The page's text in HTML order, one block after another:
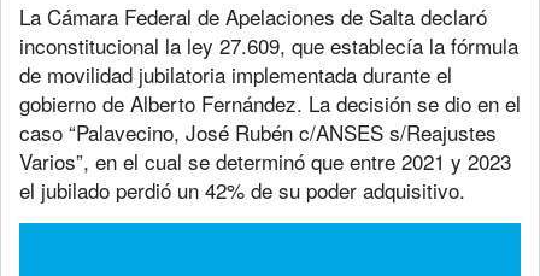
La Cámara Federal de Apelaciones de Salta declaró
inconstitucional la ley 27.609, que establecía la fórmula
de movilidad jubilatoria implementada durante el
gobierno de Alberto Fernández. La decisión se dio en el
caso “Palavecino, José Rubén c/ANSES s/Reajustes
Varios”, en el cual se determinó que entre 2021 y 2023
el jubilado perdió un 42% de su poder adquisitivo.